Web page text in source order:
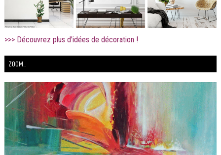
>>> Découvrez plus d'idées de décoration !
ZOOM...